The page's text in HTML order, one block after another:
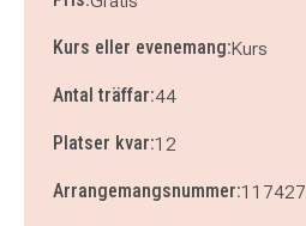
Kurs eller evenemang:Kurs
Antal träffar:44
Platser kvar:12
Arrangemangsnummer:117427